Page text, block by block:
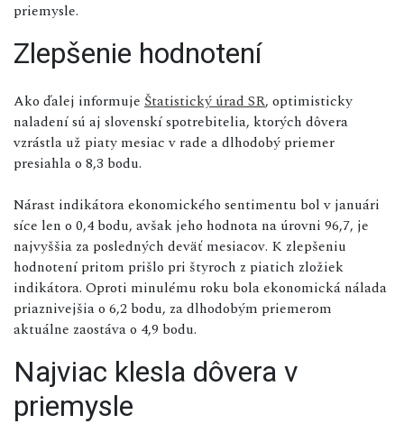
priemysle.
Zlepšenie hodnotení
Ako ďalej informuje Štatistický úrad SR, optimisticky
naladení sú aj slovenskí spotrebitelia, ktorých dôvera
vzrástla už piaty mesiac v rade a dlhodobý priemer
presiahla o 8,3 bodu.
Nárast indikátora ekonomického sentimentu bol v januári
síce len o 0,4 bodu, avšak jeho hodnota na úrovni 96,7, je
najvyššia za posledných deväť mesiacov. K zlepšeniu
hodnotení pritom prišlo pri štyroch z piatich zložiek
indikátora. Oproti minulému roku bola ekonomická nálada
priaznivejšia o 6,2 bodu, za dlhodobým priemerom
aktuálne zaostáva o 4,9 bodu.
Najviac klesla dôvera v
priemysle